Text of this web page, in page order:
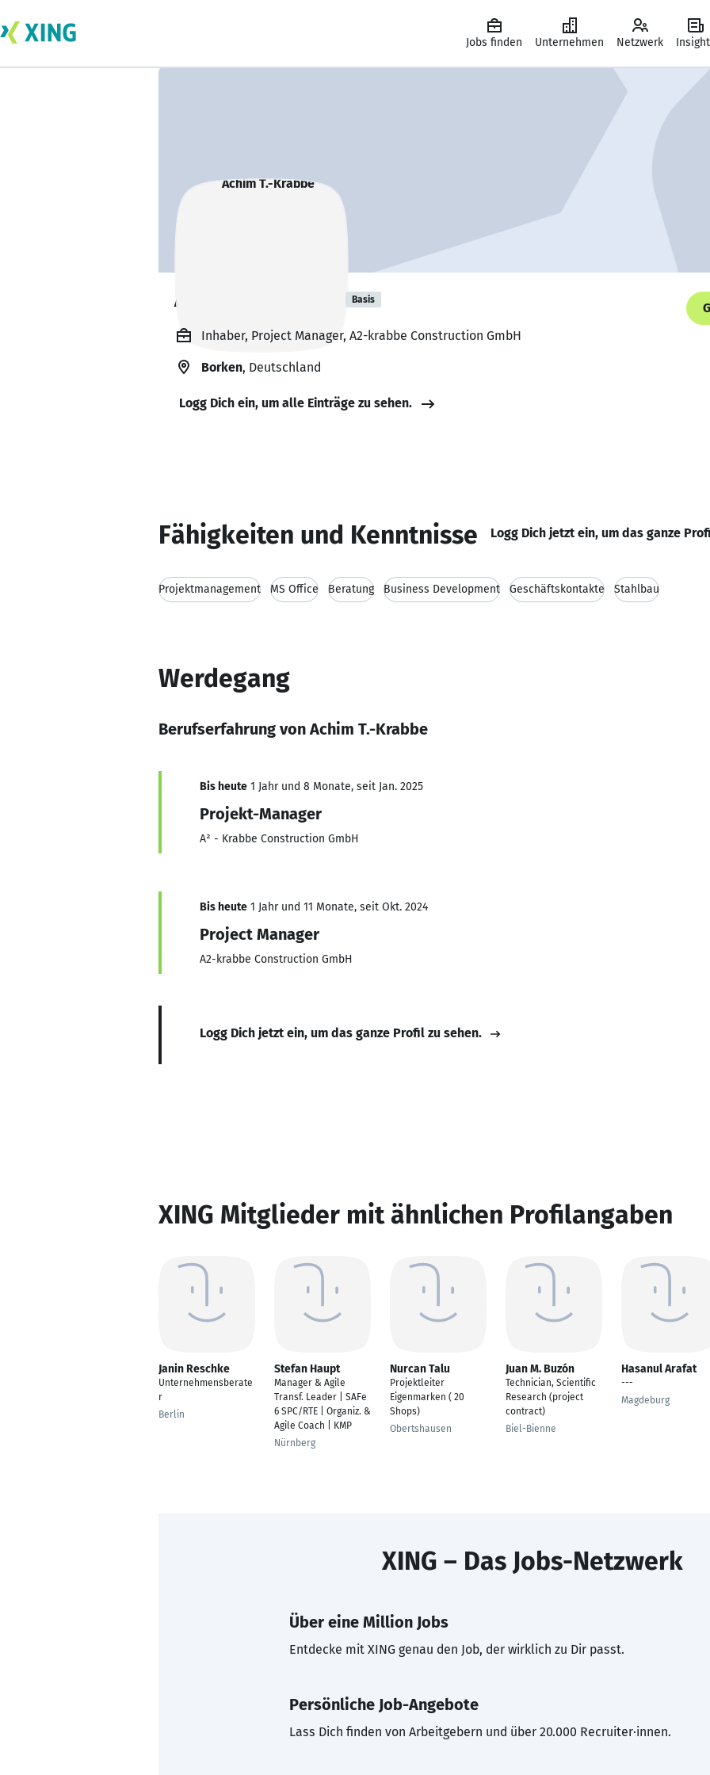
Jobs finden Unternehmen Netzwerk
Achim T.-Krabbe Basis
Inhaber, Project Manager, A2-krabbe Construction GmbH
Borken, Deutschland
Logg Dich ein, um alle Einträge zu sehen.
Fähigkeiten und Kenntnisse Logg Dich jetzt ein, um das ganze
Projektmanagement MS Office Beratung Business Development Geschäftskontakte Stahlbau
Werdegang
Berufserfahrung von Achim T.-Krabbe
Bis heute 1 Jahr und 8 Monate, seit Jan. 2025
Projekt-Manager
A² - Krabbe Construction GmbH
Bis heute 1 Jahr und 11 Monate, seit Okt. 2024
Project Manager
A2-krabbe Construction GmbH
Logg Dich jetzt ein, um das ganze Profil zu sehen.
XING Mitglieder mit ähnlichen Profilangaben
Janin Reschke
Unternehmensberate
r
Berlin
Stefan Haupt
Manager & Agile
Transf. Leader | SAFe
6 SPC/RTE | Organiz. &
Agile Coach | KMP
Nürnberg
Nurcan Talu
Projektleiter
Eigenmarken ( 20
Shops)
Obertshausen
Juan M. Buzón
Technician, Scientific
Research (project
contract)
Biel-Bienne
Hasanul Arafat
---
Magdeburg
XING – Das Jobs-Netzwerk
Über eine Million Jobs
Entdecke mit XING genau den Job, der wirklich zu Dir passt.
Persönliche Job-Angebote
Lass Dich finden von Arbeitgebern und über 20.000 Recruiter·innen.